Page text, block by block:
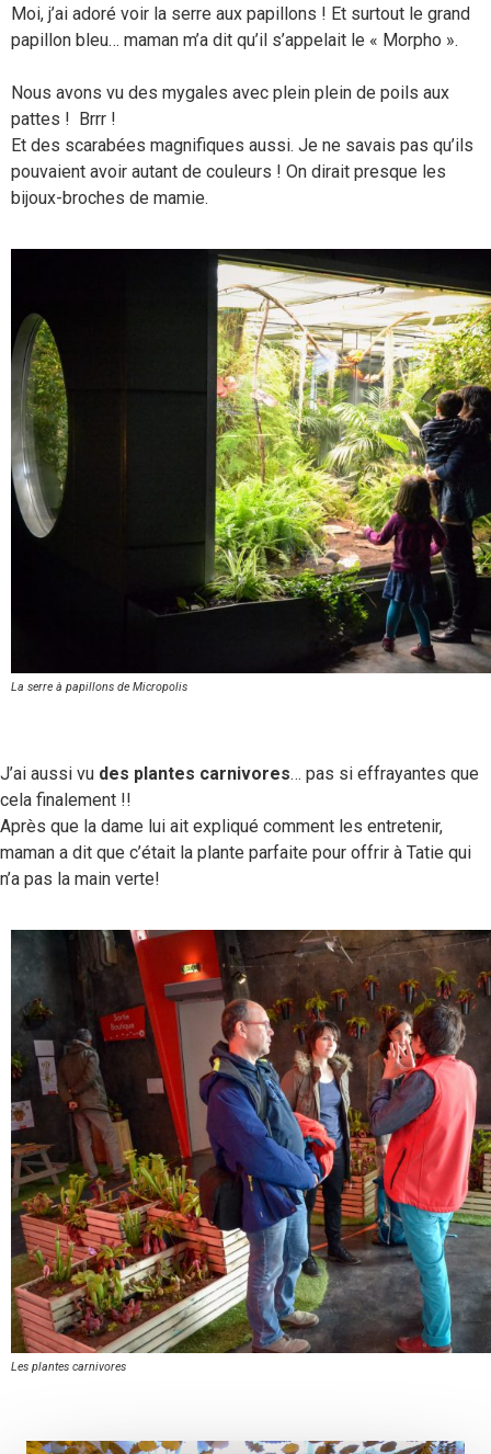
Moi, j’ai adoré voir la serre aux papillons ! Et surtout le grand
papillon bleu… maman m’a dit qu’il s’appelait le « Morpho ».
Nous avons vu des mygales avec plein plein de poils aux
pattes ! Brrr !
Et des scarabées magnifiques aussi. Je ne savais pas qu’ils
pouvaient avoir autant de couleurs ! On dirait presque les
bijoux-broches de mamie.
La serre à papillons de Micropolis
J’ai aussi vu des plantes carnivores… pas si effrayantes que
cela finalement !!
Après que la dame lui ait expliqué comment les entretenir,
maman a dit que c’était la plante parfaite pour offrir à Tatie qui
n’a pas la main verte!
Les plantes carnivores